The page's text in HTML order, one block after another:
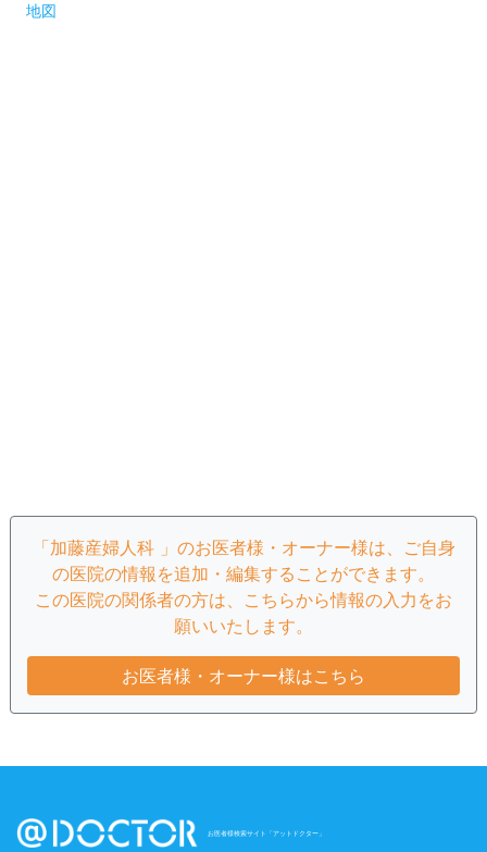
地図
「加藤産婦人科 」のお医者様・オーナー様は、ご自身
の医院の情報を追加・編集することができます。
この医院の関係者の方は、こちらから情報の入力をお
願いいたします。
お医者様・オーナー様はこちら
お医者様検索サイト「アットドクター」